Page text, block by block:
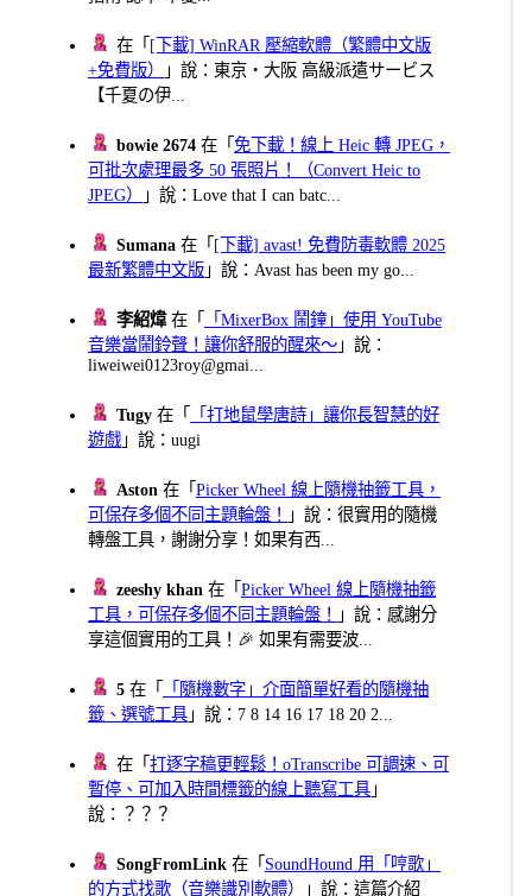
在「 [下載] WinRAR 壓縮軟體（繁體中文版
+免費版）
」說：東京・大阪 高級派遣サービス
【千夏の伊...
bowie 2674 在「免下載！線上 Heic 轉 JPEG，
可批次處理最多 50 張照片！（Convert Heic to
JPEG）
」說：Love that I can batc...
Sumana 在「 [下載] avast! 免費防毒軟體 2025
最新繁體中文版 」說：Avast has been my go...
李紹煒在「
「MixerBox 鬧鐘」使用 YouTube
音樂當鬧鈴聲！讓你舒服的醒來～ 」說：
liweiwei0123roy@gmai...
Tugy 在「
「打地鼠學唐詩」讓你長智慧的好
遊戲 」說：uugi
Aston 在「Picker Wheel 線上隨機抽籤工具，
可保存多個不同主題輪盤！
」說：很實用的隨機
轉盤工具，謝謝分享！如果有西...
zeeshy khan 在「Picker Wheel 線上隨機抽籤
工具，可保存多個不同主題輪盤！
」說：感謝分
享這個實用的工具！🎉 如果有需要波...
5 在「
「隨機數字」介面簡單好看的隨機抽
籤、選號工具 」說：7 8 14 16 17 18 20 2...
在「打逐字稿更輕鬆！oTranscribe 可調速、可
暫停、可加入時間標籤的線上聽寫工具 」
說：？？？
SongFromLink 在「 SoundHound 用「哼歌」
的方式找歌（音樂識別軟體）
」說：這篇介紹